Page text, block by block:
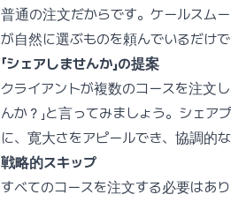
普通の注文だからです。ケールスム
が自然に選ぶものを頼んでいるだけで
「シェアしませんか」の提案
クライアントが複数のコースを注文
んか？」と言ってみましょう。シェ
に、寛大さをアピールでき、協調的
戦略的スキップ
すべてのコースを注文する必要はあ